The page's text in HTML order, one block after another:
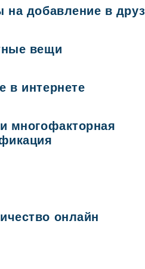
на добавление в
вещи
в интернете
многофакторная
онлайн